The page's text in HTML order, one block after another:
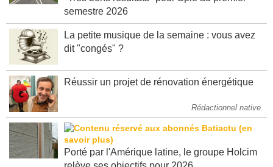
"Très bons résultats" pour Spie au premier
La petite musique de la semaine : vous avez
Rédactionnel native
Porté par l'Amérique latine, le groupe Holcim